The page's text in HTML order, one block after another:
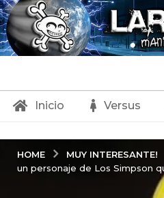
Inicio Versus
HOME MUY INTERESANTE!
un personaje de Los Simpson